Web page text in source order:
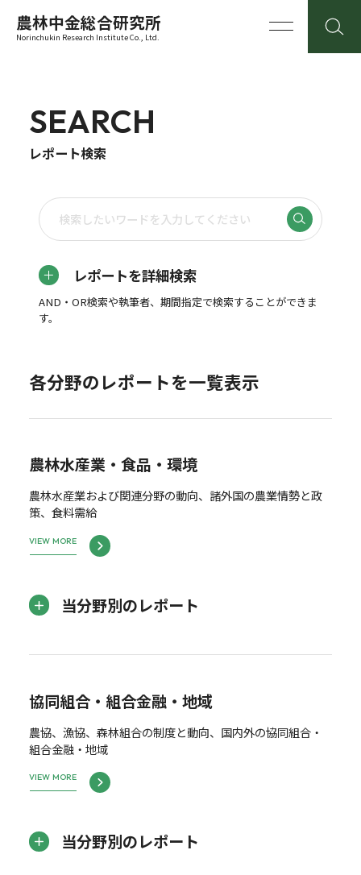
農林中金総合研究所
Norinchukin Research Institute Co., Ltd.
SEARCH
レポート検索
レポートを詳細検索
AND・OR検索や執筆者、期間指定で検索することができま
す。
各分野のレポートを一覧表示
農林水産業・食品・環境
農林水産業および関連分野の動向、諸外国の農業情勢と政
策、食料需給
VIEW MORE
当分野別のレポート
協同組合・組合金融・地域
農協、漁協、森林組合の制度と動向、国内外の協同組合・
組合金融・地域
VIEW MORE
当分野別のレポート